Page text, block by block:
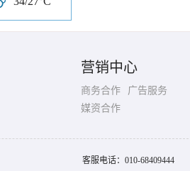
营销中心
商务合作
广告服务
媒资合作
客服电话： 010-68409444